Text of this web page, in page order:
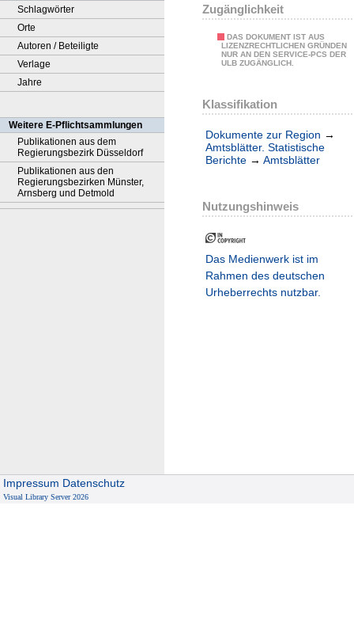
Schlagwörter
Orte
Autoren / Beteiligte
Verlage
Jahre
Weitere E-Pflichtsammlungen
Publikationen aus dem
Regierungsbezirk Düsseldorf
Publikationen aus den
Regierungsbezirken Münster,
Arnsberg und Detmold
Zugänglichkeit
DAS DOKUMENT IST AUS
LIZENZRECHTLICHEN GRÜNDEN
NUR AN DEN SERVICE-PCS DER
ULB ZUGÄNGLICH.
Klassifikation
Dokumente zur Region →
Amtsblätter. Statistische
Berichte → Amtsblätter
Nutzungshinweis
Das Medienwerk ist im
Rahmen des deutschen
Urheberrechts nutzbar.
Impressum Datenschutz
Visual Library Server 2026